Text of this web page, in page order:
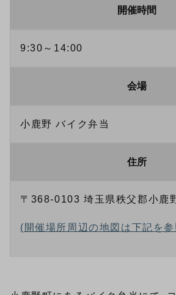
開催時間
9:30～14:00
会場
小鹿野 バイク弁当
住所
〒368-0103 埼玉県秩父郡小鹿
(開催場所周辺の地図は下記を